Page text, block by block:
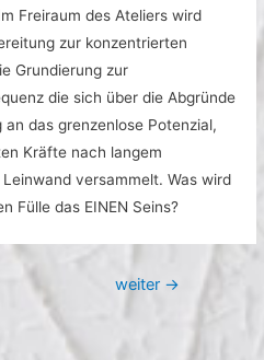
Freiraum des Ateliers wird
zur konzentrierten
Grundierung zur
die sich über die Abgründe
das grenzenlose Potenzial,
Kräfte nach langem
versammelt. Was wird
Fülle das EINEN Seins?
weiter →